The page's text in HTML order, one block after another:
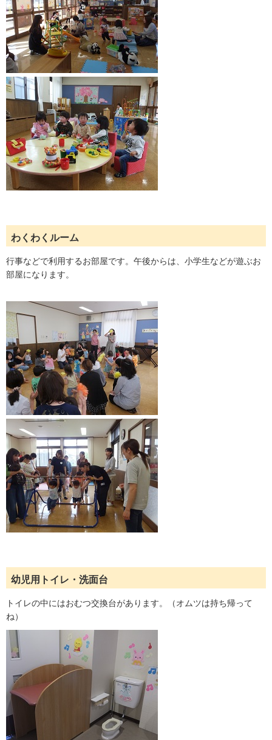
わくわくルーム
行事などで利用するお部屋です。午後からは、小学生などが遊ぶお
部屋になります。
幼児用トイレ・洗面台
トイレの中にはおむつ交換台があります。（オムツは持ち帰って
ね）